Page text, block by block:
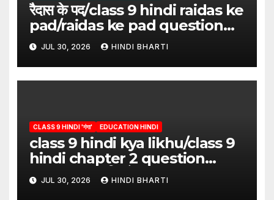
रैदास के पद/class 9 hindi raidas ke
pad/raidas ke pad question
answer/raidas ke pad class 9
JUL 30, 2026 HINDI BHARTI
CLASS 9 HINDI 'गंगा' EDUCATION HINDI
class 9 hindi kya likhu/class 9
hindi chapter 2 question
answer/क्या लिखूँ-पदुमलाल/class 9
hindi
JUL 30, 2026 HINDI BHARTI